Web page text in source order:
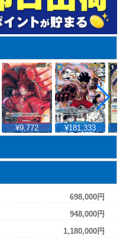
¥9,772 ¥181,333
698,000円
948,000円
1,180,000円